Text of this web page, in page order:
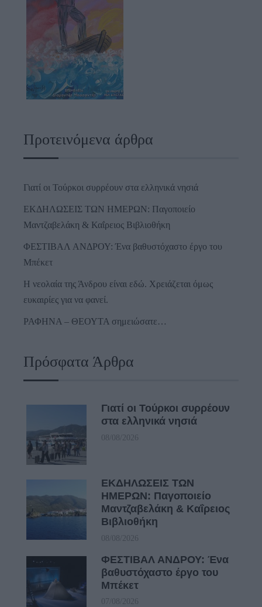
Προτεινόμενα άρθρα
Γιατί οι Τούρκοι συρρέουν στα ελληνικά νησιά
ΕΚΔΗΛΩΣΕΙΣ ΤΩΝ ΗΜΕΡΩΝ: Παγοποιείο
Μαντζαβελάκη & Καΐρειος Βιβλιοθήκη
ΦΕΣΤΙΒΑΛ ΑΝΔΡΟΥ: Ένα βαθυστόχαστο έργο του
Μπέκετ
Η νεολαία της Άνδρου είναι εδώ. Χρειάζεται όμως
ευκαιρίες για να φανεί.
ΡΑΦΗΝΑ – ΘΕΟΥΤΑ σημειώσατε…
Πρόσφατα Άρθρα
Γιατί οι Τούρκοι συρρέουν
στα ελληνικά νησιά
08/08/2026
ΕΚΔΗΛΩΣΕΙΣ ΤΩΝ
ΗΜΕΡΩΝ: Παγοποιείο
Μαντζαβελάκη & Καΐρειος
Βιβλιοθήκη
08/08/2026
ΦΕΣΤΙΒΑΛ ΑΝΔΡΟΥ: Ένα
βαθυστόχαστο έργο του
Μπέκετ
07/08/2026